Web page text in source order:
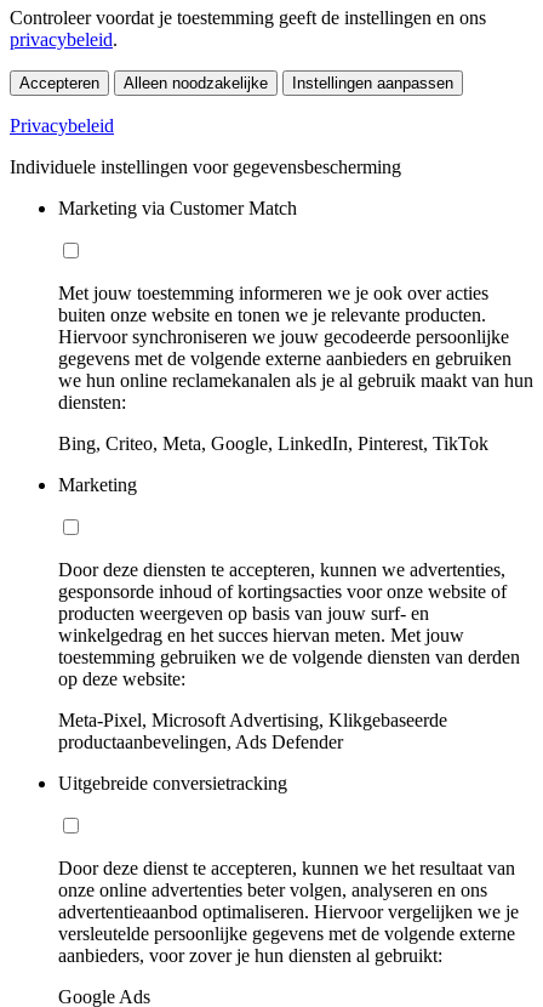
Controleer voordat je toestemming geeft de instellingen en ons
privacybeleid.
Accepteren Alleen noodzakelijke Instellingen aanpassen
Privacybeleid
Individuele instellingen voor gegevensbescherming
Marketing via Customer Match
Met jouw toestemming informeren we je ook over acties
buiten onze website en tonen we je relevante producten.
Hiervoor synchroniseren we jouw gecodeerde persoonlijke
gegevens met de volgende externe aanbieders en gebruiken
we hun online reclamekanalen als je al gebruik maakt van hun
diensten:
Bing, Criteo, Meta, Google, LinkedIn, Pinterest, TikTok
Marketing
Door deze diensten te accepteren, kunnen we advertenties,
gesponsorde inhoud of kortingsacties voor onze website of
producten weergeven op basis van jouw surf- en
winkelgedrag en het succes hiervan meten. Met jouw
toestemming gebruiken we de volgende diensten van derden
op deze website:
Meta-Pixel, Microsoft Advertising, Klikgebaseerde
productaanbevelingen, Ads Defender
Uitgebreide conversietracking
Door deze dienst te accepteren, kunnen we het resultaat van
onze online advertenties beter volgen, analyseren en ons
advertentieaanbod optimaliseren. Hiervoor vergelijken we je
versleutelde persoonlijke gegevens met de volgende externe
aanbieders, voor zover je hun diensten al gebruikt:
Google Ads